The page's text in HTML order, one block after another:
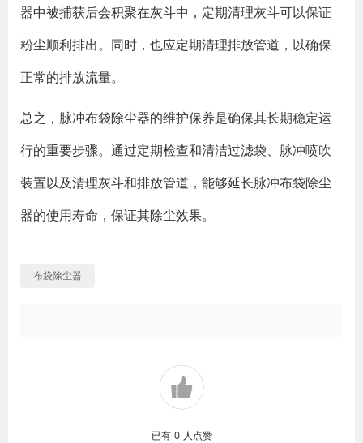
器中被捕获后会积聚在灰斗中，定期清理灰斗可以保证
粉尘顺利排出。同时，也应定期清理排放管道，以确保
正常的排放流量。
总之，脉冲布袋除尘器的维护保养是确保其长期稳定运
行的重要步骤。通过定期检查和清洁过滤袋、脉冲喷吹
装置以及清理灰斗和排放管道，能够延长脉冲布袋除尘
器的使用寿命，保证其除尘效果。
布袋除尘器
已有 0 人点赞